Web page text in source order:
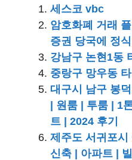
세스코 vbc
암호화폐 거래
증권 당국에 정
강남구 논현1동
중랑구 망우동
대구시 남구 봉
| 원룸 | 투룸 | 1
트 | 2024 후기
제주도 서귀포시
신축 | 아파트 |